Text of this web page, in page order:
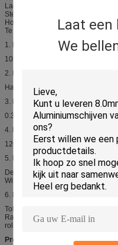
Laat
We
Lage anisotropie, die diepe
Sterke mechanische eigenschappen
Hoge en homogene
Te emailleren capaciteit,
1. Legeringstype:
1050 1060 1070 3003 en Enz.
2. Bui:
Harde zacht, 1/2, Harde 1/4, of hard
3. Diktewaaier:
0.35mm~5mm
4. Diameterwaaier:
120~1300mm
5. De oppervlakte eindigt
De heldere & vlotte oppervlakte,
Witte roesten te vermijden.
6. Kwaliteit van materiaal:
Totaal vrij van tekorten zoals Witte
Randschade, Welving, Deuken,
rolreeks.
Productie van
de cirkel vanhet